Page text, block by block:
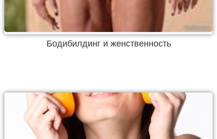
Бодибилдинг и женственность